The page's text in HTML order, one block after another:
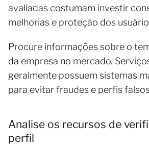
avaliadas costumam investir
melhorias e proteção dos
Procure informações sobre o
da empresa no mercado.
geralmente possuem sistemas
para evitar fraudes e perfis
Analise os recursos de
perfil